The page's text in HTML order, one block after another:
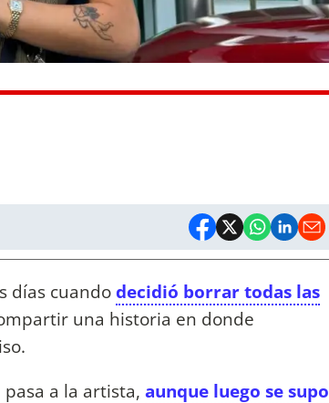
días cuandodecidió borrar todas las
una historia en donde
a la artista, aunque luego se supo